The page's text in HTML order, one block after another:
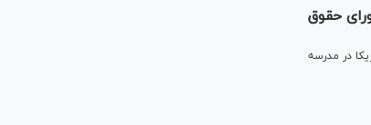
حقوق
در مدرسه